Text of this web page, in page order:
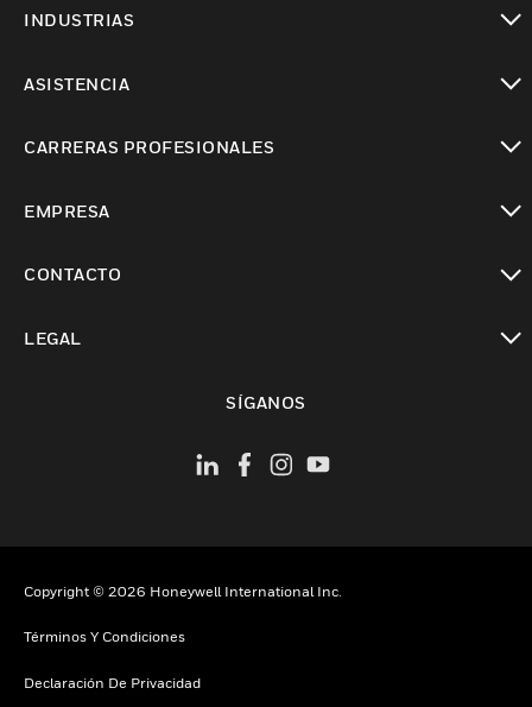
INDUSTRIAS
ASISTENCIA
CARRERAS PROFESIONALES
EMPRESA
CONTACTO
LEGAL
SÍGANOS
Copyright © 2026 Honeywell International Inc.
Términos Y Condiciones
Declaración De Privacidad